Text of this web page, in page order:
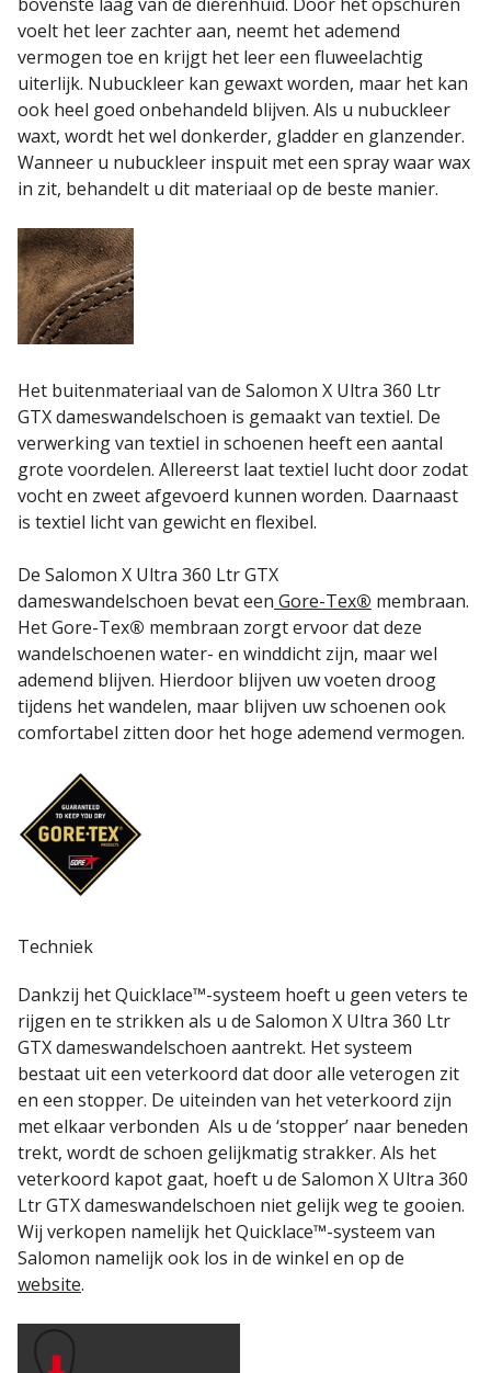
voelt het leer zachter aan, neemt het ademend
vermogen toe en krijgt het leer een fluweelachtig
uiterlijk. Nubuckleer kan gewaxt worden, maar het kan
ook heel goed onbehandeld blijven. Als u nubuckleer
waxt, wordt het wel donkerder, gladder en glanzender.
Wanneer u nubuckleer inspuit met een spray waar wax
in zit, behandelt u dit materiaal op de beste manier.
Het buitenmateriaal van de Salomon X Ultra 360 Ltr
GTX dameswandelschoen is gemaakt van textiel. De
verwerking van textiel in schoenen heeft een aantal
grote voordelen. Allereerst laat textiel lucht door zodat
vocht en zweet afgevoerd kunnen worden. Daarnaast
is textiel licht van gewicht en flexibel.
De Salomon X Ultra 360 Ltr GTX
dameswandelschoen bevat een Gore-Tex® membraan.
Het Gore-Tex® membraan zorgt ervoor dat deze
wandelschoenen water- en winddicht zijn, maar wel
ademend blijven. Hierdoor blijven uw voeten droog
tijdens het wandelen, maar blijven uw schoenen ook
comfortabel zitten door het hoge ademend vermogen.
Techniek
Dankzij hetQuicklace™-systeem hoeft u geen veters te
rijgen en te strikken als u de Salomon X Ultra 360 Ltr
GTX dameswandelschoen aantrekt. Het systeem
bestaat uit een veterkoord dat door alle veterogen zit
en een stopper. De uiteinden van het veterkoord zijn
met elkaar verbonden Als u de ‘stopper’ naar beneden
trekt, wordt de schoen gelijkmatig strakker. Als het
veterkoord kapot gaat, hoeft u de Salomon X Ultra 360
Ltr GTX dameswandelschoen niet gelijk weg te gooien.
Wij verkopen namelijk hetQuicklace™-systeem van
Salomon namelijk ook los in de winkel en op de
website.